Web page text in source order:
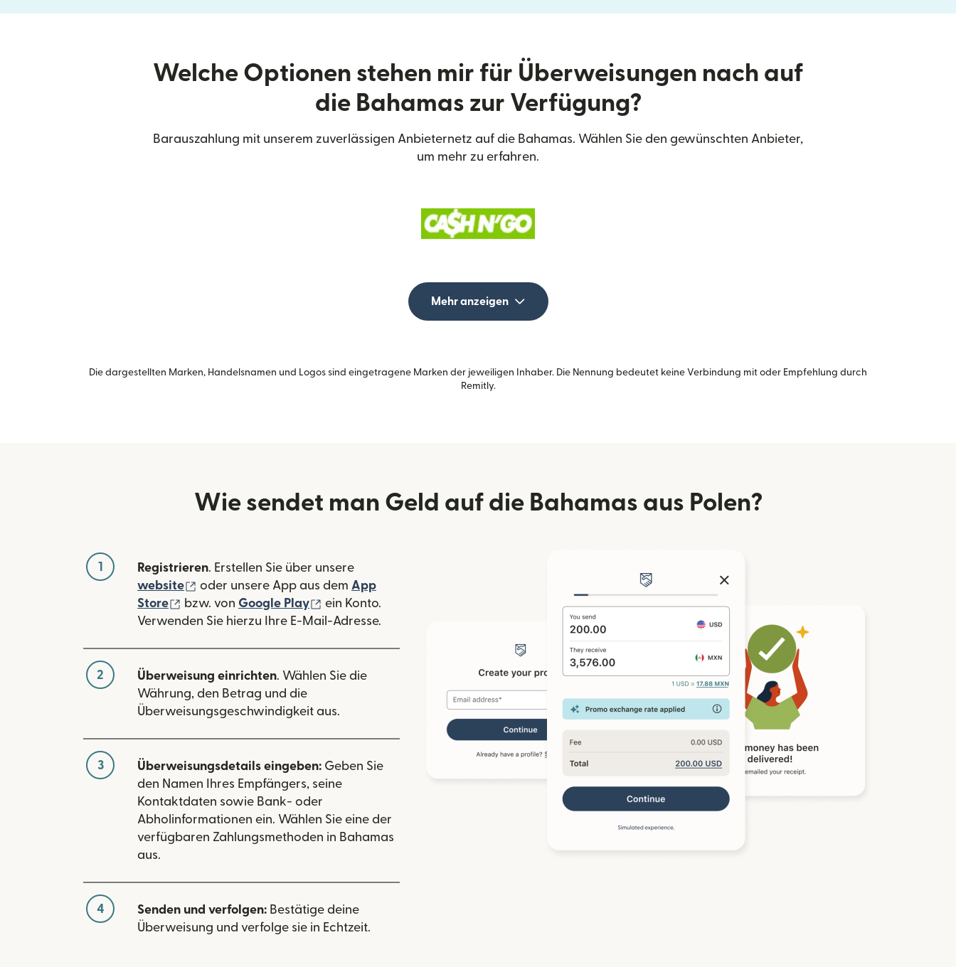
Welche Optionen stehen mir für Überweisungen nach auf
die Bahamas zur Verfügung?
Barauszahlung mit unserem zuverlässigen Anbieternetz auf die Bahamas. Wählen Sie den gewünschten Anbieter,
um mehr zu erfahren.
Mehr anzeigen
Die dargestellten Marken, Handelsnamen und Logos sind eingetragene Marken der jeweiligen Inhaber. Die Nennung bedeutet keine Verbindung mit oder Empfehlung durch
Remitly.
Wie sendet man Geld auf die Bahamas aus Polen?
1 Registrieren. Erstellen Sie über unsere
website
(wird in einem neuen Fenster geöffnet)
oder unsere App aus dem App
Store
(wird in einem neuen Fenster geöffnet)
bzw. von Google Play (wird in einem neuen Fenster geöffnet)
ein Konto.
Verwenden Sie hierzu Ihre E-Mail-Adresse.
2 Überweisung einrichten. Wählen Sie die
Währung, den Betrag und die
Überweisungsgeschwindigkeit aus.
3 Überweisungsdetails eingeben: Geben Sie
den Namen Ihres Empfängers, seine
Kontaktdaten sowie Bank- oder
Abholinformationen ein. Wählen Sie eine der
verfügbaren Zahlungsmethoden in Bahamas
aus.
4 Senden und verfolgen: Bestätige deine
Überweisung und verfolge sie in Echtzeit.